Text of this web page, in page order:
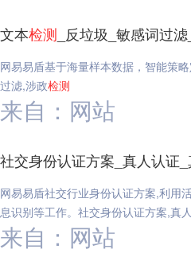
文本检测 _反垃圾_敏感词过
网易易盾基于海量样本数据，智能策
过滤,涉政检测
来自：网站
社交身份认证方案_真人认证
网易易盾社交行业身份认证方案,利用
息识别等工作。社交身份认证方案,真
来自：网站